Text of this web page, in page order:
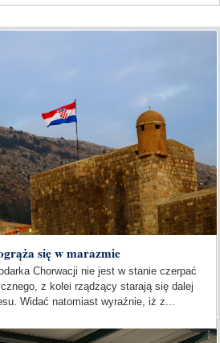
się w marazmie
Chorwacji nie jest w stanie czerpać
z kolei rządzący starają się dalej
Widać natomiast wyraźnie, iż z...